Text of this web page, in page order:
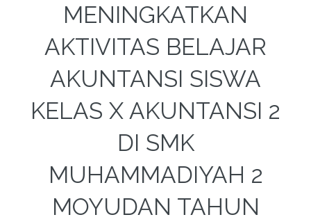
MENINGKATKAN
AKTIVITAS BELAJAR
AKUNTANSI SISWA
KELAS X AKUNTANSI 2
DI SMK
MUHAMMADIYAH 2
MOYUDAN TAHUN